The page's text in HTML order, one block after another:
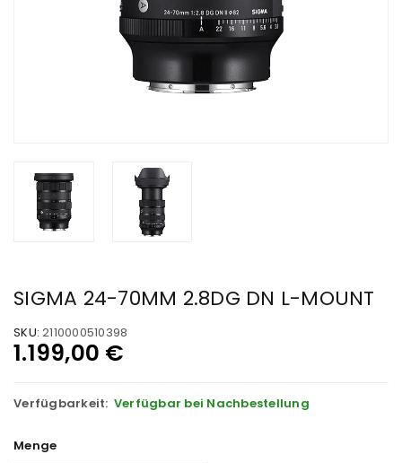
SIGMA 24-70MM 2.8DG DN L-MOUNT
SKU: 2110000510398
1.199,00 €
Verfügbarkeit: Verfügbar bei Nachbestellung
Menge